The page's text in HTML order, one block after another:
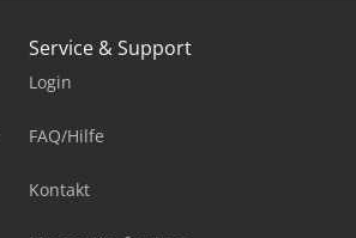
Service & Support
Login
FAQ/Hilfe
Kontakt